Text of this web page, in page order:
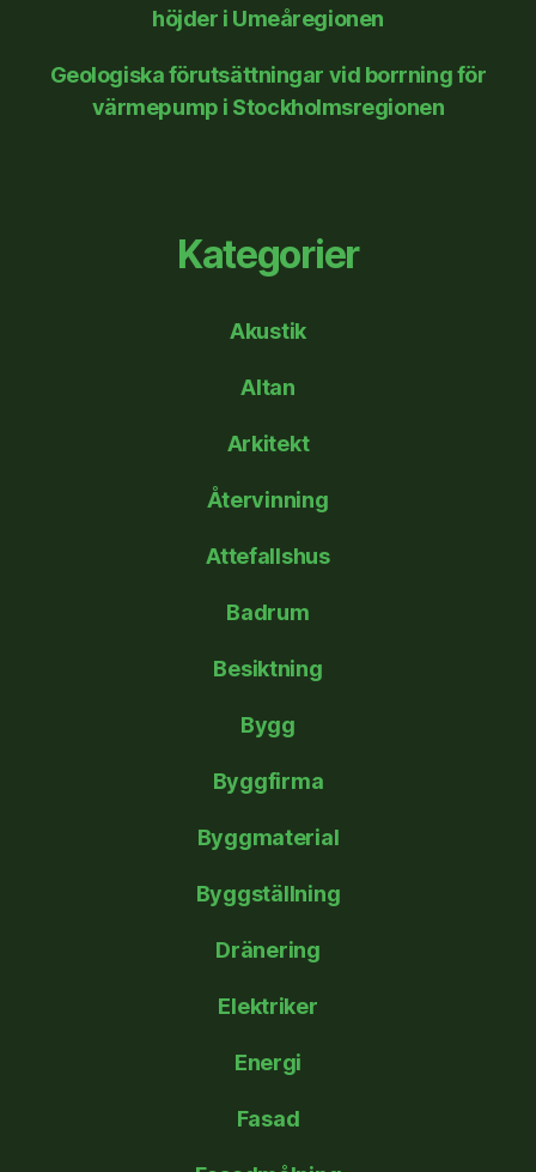
höjder i Umeåregionen
Geologiska förutsättningar vid borrning för
värmepump i Stockholmsregionen
Kategorier
Akustik
Altan
Arkitekt
Återvinning
Attefallshus
Badrum
Besiktning
Bygg
Byggfirma
Byggmaterial
Byggställning
Dränering
Elektriker
Energi
Fasad